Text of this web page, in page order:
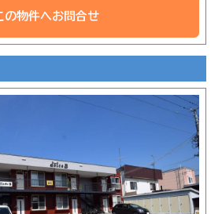
の物件へお問合せ